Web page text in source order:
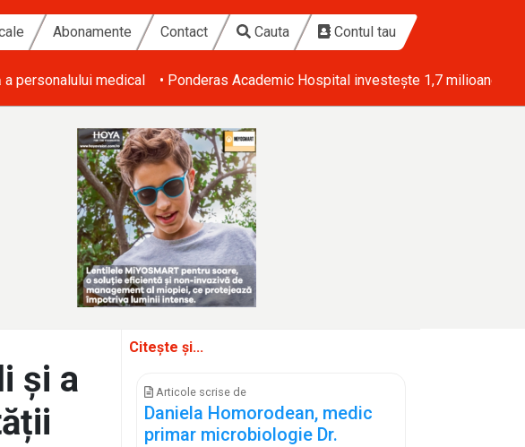
Abonamente Contact Cauta Contul tau
personalului medical • Ponderas Academic Hospital investește 1,7 milioane
și a
Citește și...
Articole scrise de
Daniela Homorodean, medic
primar microbiologie Dr.